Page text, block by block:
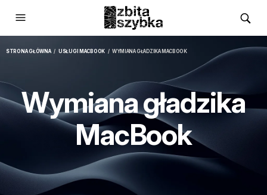
STRONA GŁÓWNA/ USŁUGI MACBOOK / WYMIANA GŁADZIKA MACBOOK
Wymiana gładzika
MacBook